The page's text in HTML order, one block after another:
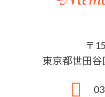
〒
東京都世田